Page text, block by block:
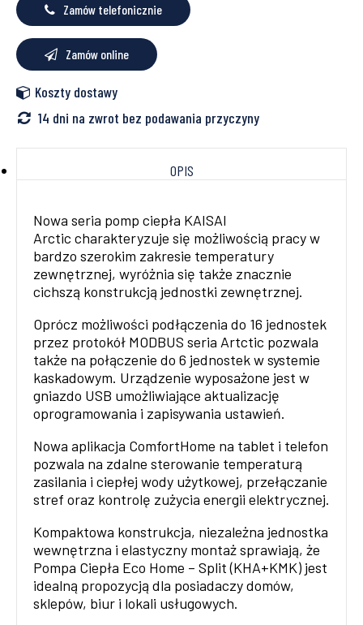
Zamów telefonicznie
Zamów online
Koszty dostawy
14 dni na zwrot bez podawania przyczyny
OPIS
Nowa seria pomp ciepła KAISAI
Arctic charakteryzuje się możliwością pracy w
bardzo szerokim zakresie temperatury
zewnętrznej, wyróżnia się także znacznie
cichszą konstrukcją jednostki zewnętrznej.
Oprócz możliwości podłączenia do 16 jednostek
przez protokół MODBUS seria Artctic pozwala
także na połączenie do 6 jednostek w systemie
kaskadowym. Urządzenie wyposażone jest w
gniazdo USB umożliwiające aktualizację
oprogramowania i zapisywania ustawień.
Nowa aplikacja ComfortHome na tablet i telefon
pozwala na zdalne sterowanie temperaturą
zasilania i ciepłej wody użytkowej, przełączanie
stref oraz kontrolę zużycia energii elektrycznej.
Kompaktowa konstrukcja, niezależna jednostka
wewnętrzna i elastyczny montaż sprawiają, że
Pompa Ciepła Eco Home – Split (KHA+KMK) jest
idealną propozycją dla posiadaczy domów,
sklepów, biur i lokali usługowych.